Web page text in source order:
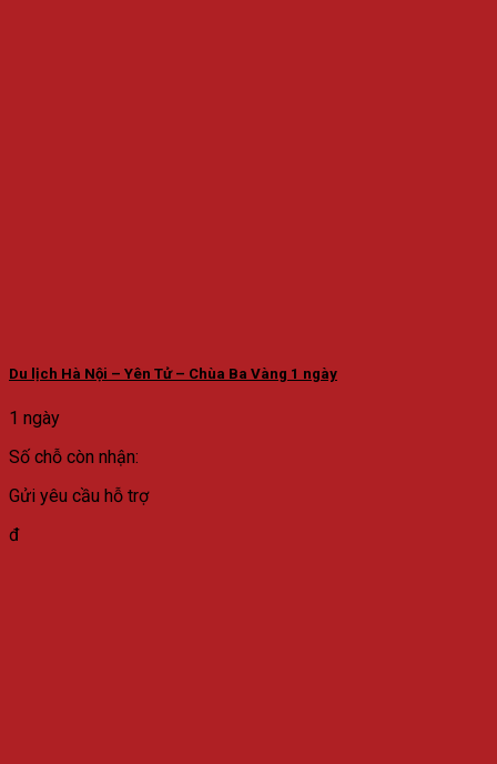
Du lịch Hà Nội – Yên Tử – Chùa Ba Vàng 1 ngày
1 ngày
Số chỗ còn nhận:
Gửi yêu cầu hỗ trợ
đ